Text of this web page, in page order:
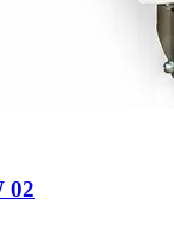
02